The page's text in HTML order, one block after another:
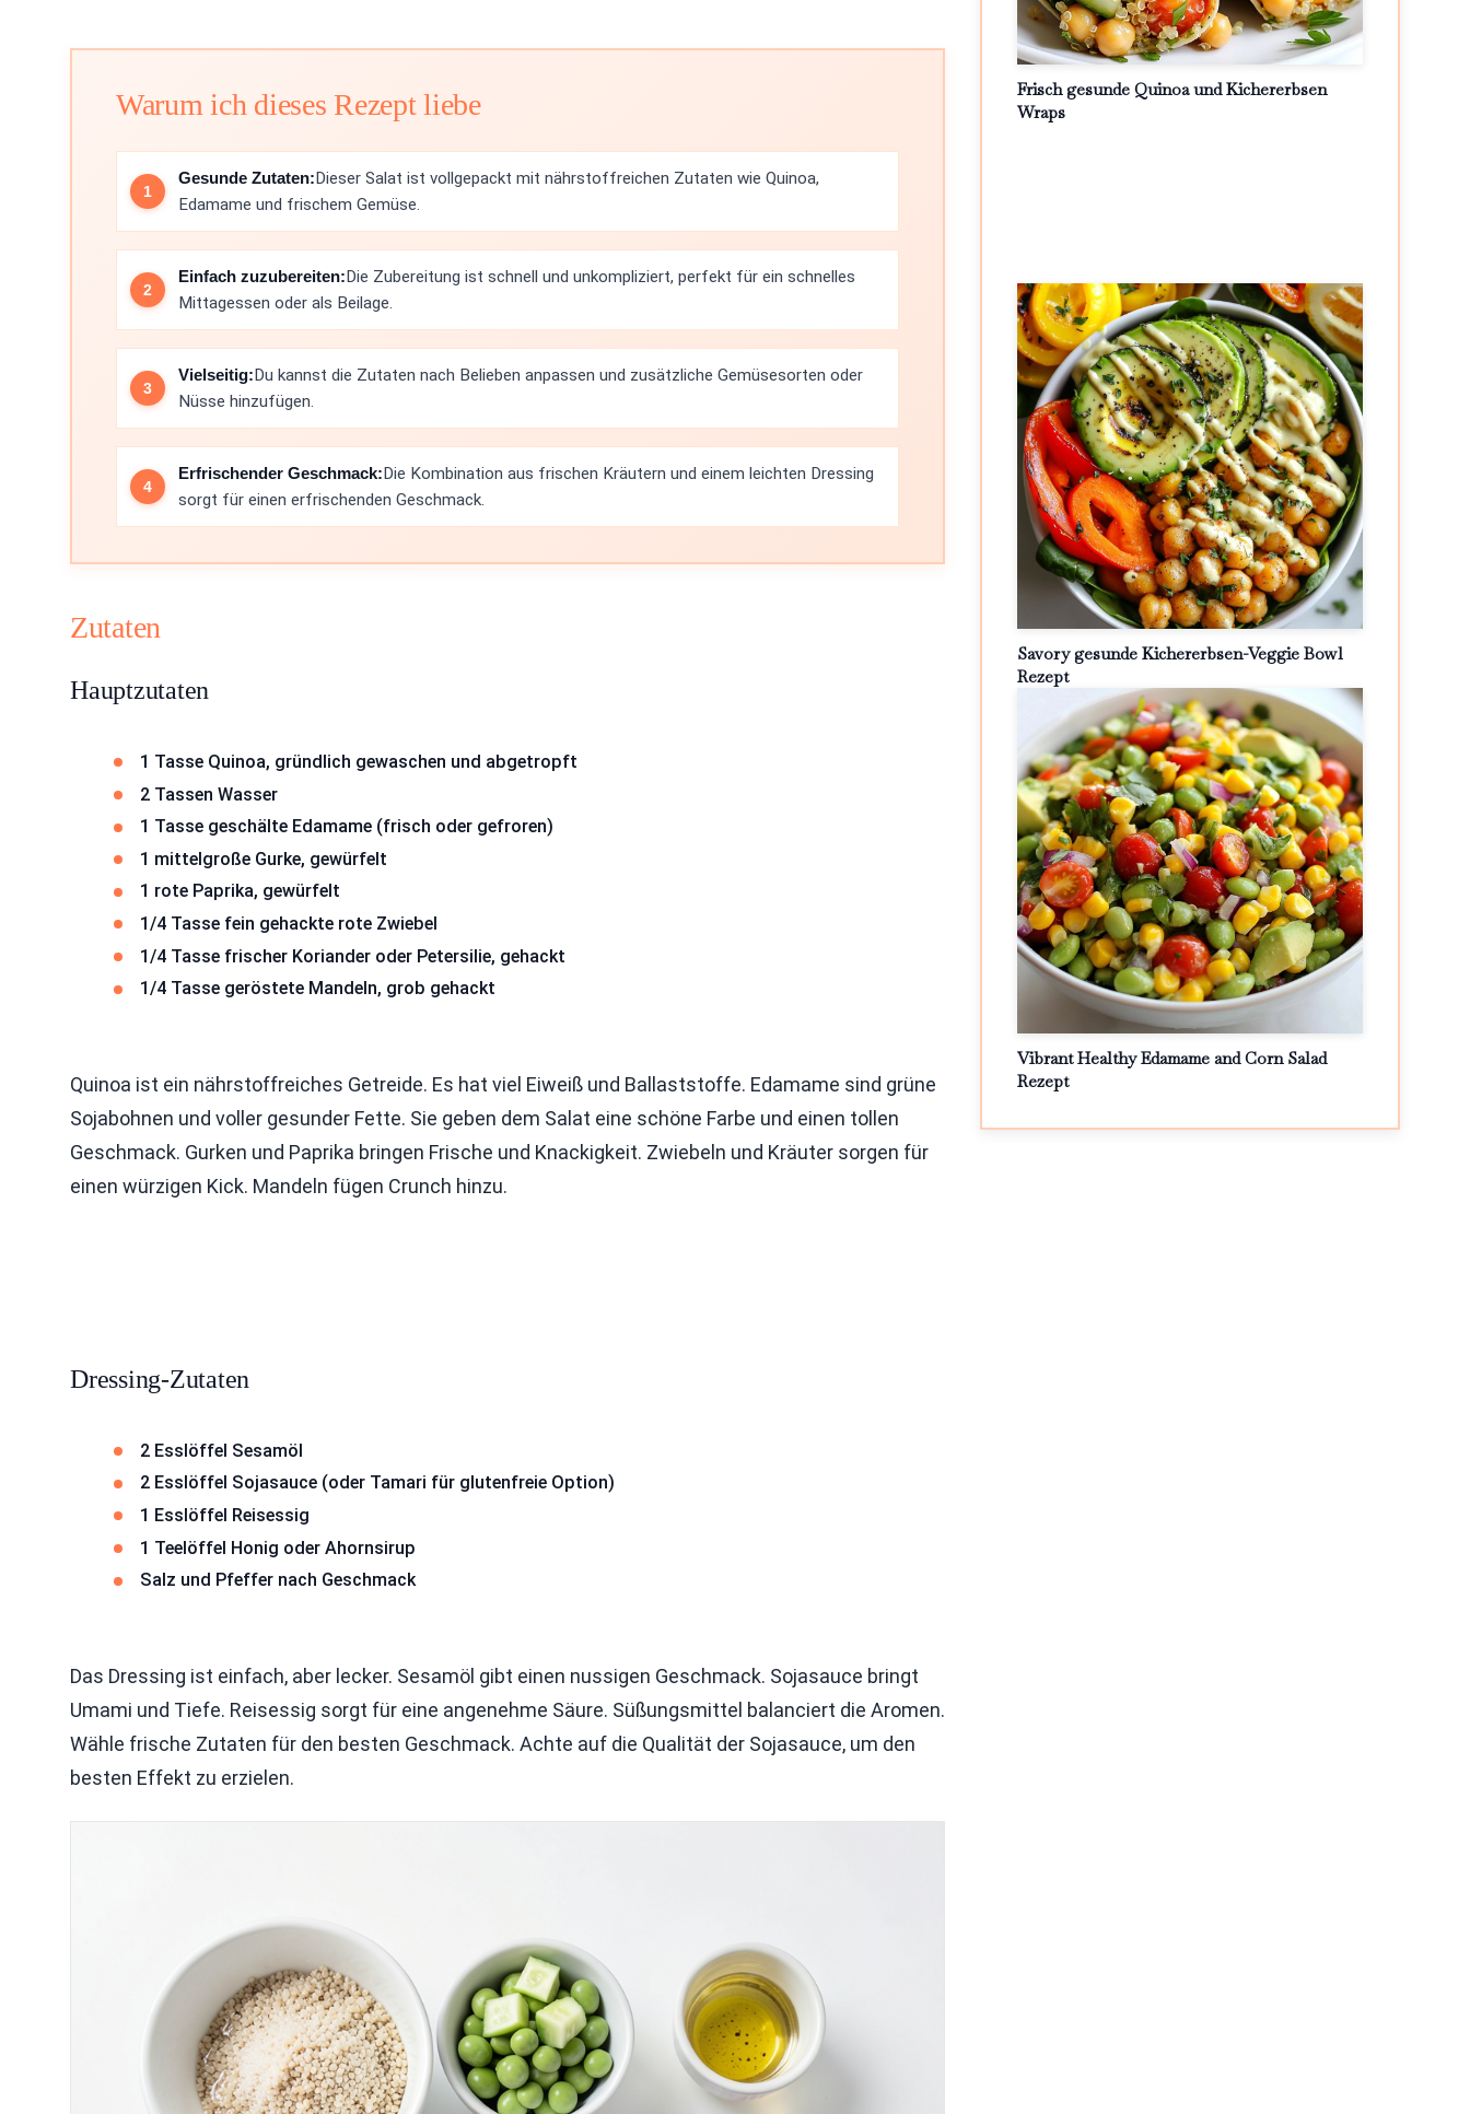
Warum ich dieses Rezept liebe
Gesunde Zutaten:Dieser Salat ist vollgepackt mit nährstoffreichen Zutaten wie Quinoa,
Edamame und frischem Gemüse.
Einfach zuzubereiten:Die Zubereitung ist schnell und unkompliziert, perfekt für ein schnelles
Mittagessen oder als Beilage.
Vielseitig:Du kannst die Zutaten nach Belieben anpassen und zusätzliche Gemüsesorten oder
Nüsse hinzufügen.
Erfrischender Geschmack:Die Kombination aus frischen Kräutern und einem leichten Dressing
sorgt für einen erfrischenden Geschmack.
Zutaten
Hauptzutaten
1 Tasse Quinoa, gründlich gewaschen und abgetropft
2 Tassen Wasser
1 Tasse geschälte Edamame (frisch oder gefroren)
1 mittelgroße Gurke, gewürfelt
1 rote Paprika, gewürfelt
1/4 Tasse fein gehackte rote Zwiebel
1/4 Tasse frischer Koriander oder Petersilie, gehackt
1/4 Tasse geröstete Mandeln, grob gehackt
Quinoa ist ein nährstoffreiches Getreide. Es hat viel Eiweiß und Ballaststoffe. Edamame sind grüne
Sojabohnen und voller gesunder Fette. Sie geben dem Salat eine schöne Farbe und einen tollen
Geschmack. Gurken und Paprika bringen Frische und Knackigkeit. Zwiebeln und Kräuter sorgen für
einen würzigen Kick. Mandeln fügen Crunch hinzu.
Dressing-Zutaten
2 Esslöffel Sesamöl
2 Esslöffel Sojasauce (oder Tamari für glutenfreie Option)
1 Esslöffel Reisessig
1 Teelöffel Honig oder Ahornsirup
Salz und Pfeffer nach Geschmack
Das Dressing ist einfach, aber lecker. Sesamöl gibt einen nussigen Geschmack. Sojasauce bringt
Umami und Tiefe. Reisessig sorgt für eine angenehme Säure. Süßungsmittel balanciert die Aromen.
Wähle frische Zutaten für den besten Geschmack. Achte auf die Qualität der Sojasauce, um den
besten Effekt zu erzielen.
Frisch gesunde Quinoa und Kichererbsen
Wraps
Savory gesunde Kichererbsen-Veggie Bowl
Rezept
Vibrant Healthy Edamame and Corn Salad
Rezept